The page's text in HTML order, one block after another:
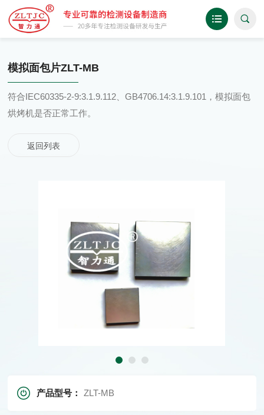
模拟面包片ZLT-MB
符合IEC60335-2-9:3.1.9.112、GB4706.14:3.1.9.101，模拟面包
烘烤机是否正常工作。
返回列表
产品型号： ZLT-MB